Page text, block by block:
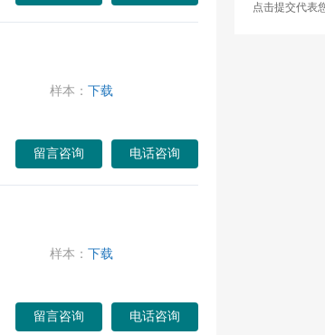
点击提交代表
样本： 下载
留言咨询 电话咨询
样本： 下载
留言咨询 电话咨询